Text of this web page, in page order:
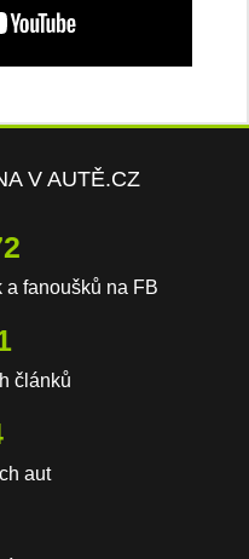
V AUTĚ.CZ
a fanoušků na FB
článků
aut